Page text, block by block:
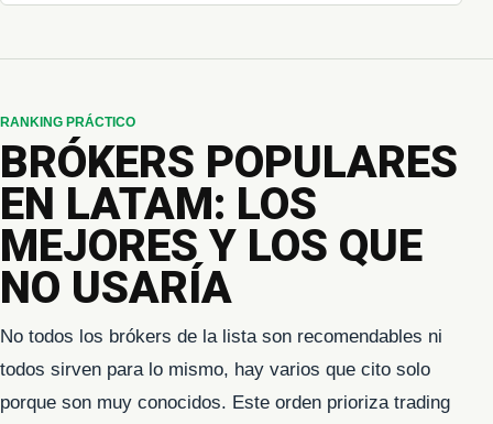
RANKING PRÁCTICO
BRÓKERS POPULARES
EN LATAM: LOS
MEJORES Y LOS QUE
NO USARÍA
No todos los brókers de la lista son recomendables ni
todos sirven para lo mismo, hay varios que cito solo
porque son muy conocidos. Este orden prioriza trading